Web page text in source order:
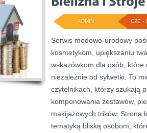
CZE -
ADMIN
Serwis modowo-urodowy
kosmetykom, upiększaniu
wskazówkom dla osób, które
niezależnie od sylwetki. To
czytelnikach, którzy szukają
komponowania zestawów,
makijażowych trików. Strona
tematyką bliską osobom,